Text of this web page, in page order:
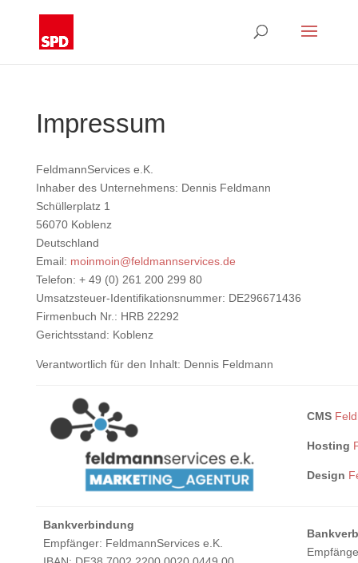
Impressum
FeldmannServices e.K.
Inhaber des Unternehmens: Dennis Feldmann
Schüllerplatz 1
56070 Koblenz
Deutschland
Email: moinmoin@feldmannservices.de
Telefon: + 49 (0) 261 200 299 80
Umsatzsteuer-Identifikationsnummer: DE296671436
Firmenbuch Nr.: HRB 22292
Gerichtsstand: Koblenz
Verantwortlich für den Inhalt: Dennis Feldmann
CMS
Hosting
Design
Bankverbindung
Empfänger: FeldmannServices e.K.